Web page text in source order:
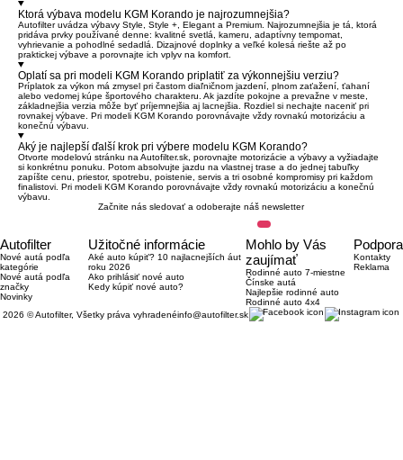
Ktorá výbava modelu KGM Korando je najrozumnejšia?
Autofilter uvádza výbavy Style, Style +, Elegant a Premium. Najrozumnejšia je tá, ktorá
pridáva prvky používané denne: kvalitné svetlá, kameru, adaptívny tempomat,
vyhrievanie a pohodlné sedadlá. Dizajnové doplnky a veľké kolesá riešte až po
praktickej výbave a porovnajte ich vplyv na komfort.
Oplatí sa pri modeli KGM Korando priplatiť za výkonnejšiu verziu?
Príplatok za výkon má zmysel pri častom diaľničnom jazdení, plnom zaťažení, ťahaní
alebo vedomej kúpe športového charakteru. Ak jazdíte pokojne a prevažne v meste,
základnejšia verzia môže byť príjemnejšia aj lacnejšia. Rozdiel si nechajte naceniť pri
rovnakej výbave. Pri modeli KGM Korando porovnávajte vždy rovnakú motorizáciu a
konečnú výbavu.
Aký je najlepší ďalší krok pri výbere modelu KGM Korando?
Otvorte modelovú stránku na Autofilter.sk, porovnajte motorizácie a výbavy a vyžiadajte
si konkrétnu ponuku. Potom absolvujte jazdu na vlastnej trase a do jednej tabuľky
zapíšte cenu, priestor, spotrebu, poistenie, servis a tri osobné kompromisy pri každom
finalistovi. Pri modeli KGM Korando porovnávajte vždy rovnakú motorizáciu a konečnú
výbavu.
Začnite nás sledovať a odoberajte náš newsletter
Autofilter
Nové autá podľa
kategórie
Nové autá podľa
značky
Novinky
Užitočné informácie
Aké auto kúpiť? 10 najlacnejších áut
roku 2026
Ako prihlásiť nové auto
Kedy kúpiť nové auto?
Mohlo by Vás
zaujímať
Rodinné auto 7-miestne
Čínske autá
Najlepšie rodinné auto
Rodinné auto 4x4
Podpora
Kontakty
Reklama
2026 © Autofilter, Všetky práva vyhradenéinfo@autofilter.sk